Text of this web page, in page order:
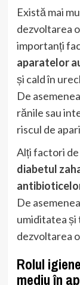
Există mai
dezvoltarea
importanți
aparatelor
și cald în
De
rănile sau
riscul de
Alți factori
diabetul
De
umiditatea
dezvoltarea
Rolul
mediu în